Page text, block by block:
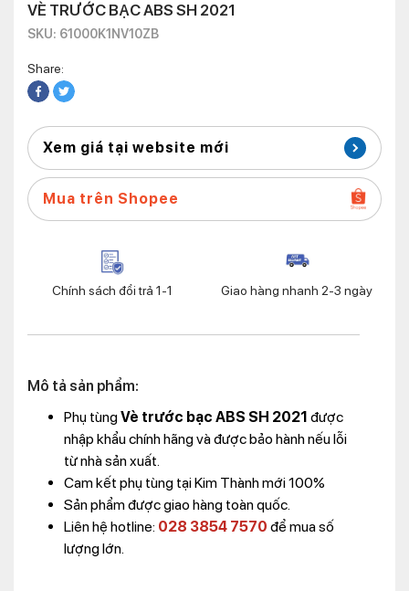
VÈ TRƯỚC BẠC ABS SH 2021
SKU: 61000K1NV10ZB
Share:
Xem giá tại website mới
Mua trên Shopee
Chính sách đổi trả 1-1 Giao hàng nhanh 2-3 ngày
Mô tả sản phẩm:
Phụ tùngVè trước bạc ABS SH 2021 được
nhập khẩu chính hãng và được bảo hành nếu lỗi
từ nhà sản xuất.
Cam kết phụ tùng tại Kim Thành mới 100%
Sản phẩm được giao hàng toàn quốc.
Liên hệ hotline: 028 3854 7570 để mua số
lượng lớn.